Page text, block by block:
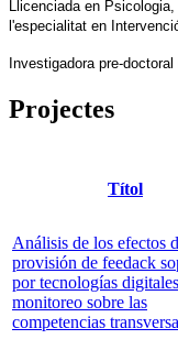
Llicenciada en
l'especialitat en
Investigadora pre-
Projectes
Títol
Análisis de los efectos
provisión de feedack
por tecnologías
monitoreo sobre las
competencias